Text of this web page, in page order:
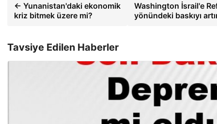
← Yunanistan'daki ekonomik
kriz bitmek üzere mi?
Washington İsrail'e
yönündeki baskıyı
Tavsiye Edilen Haberler